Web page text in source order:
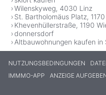
Wilenskyweg, 4030 Linz
St. Bartholomäus Platz,
Khevenhüllerstraße, 1190
donnersdorf
Altbauwohnungen kaufen
NUTZUNGSBEDINGUNGEN
IMMMO-APP
ANZEIGE